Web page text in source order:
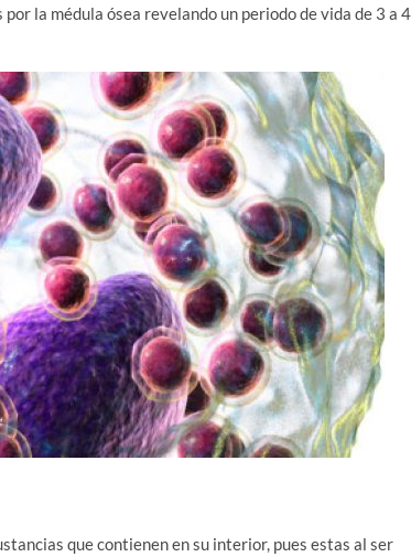
la médula ósea revelando un periodo de vida de 3 a 4
que contienen en su interior, pues estas al ser